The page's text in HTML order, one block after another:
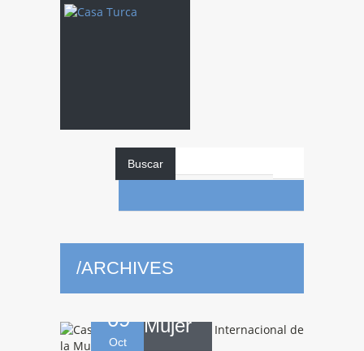
Buscar
/ARCHIVES
09
Oct
celebra el Día
Internacional de la
Mujer